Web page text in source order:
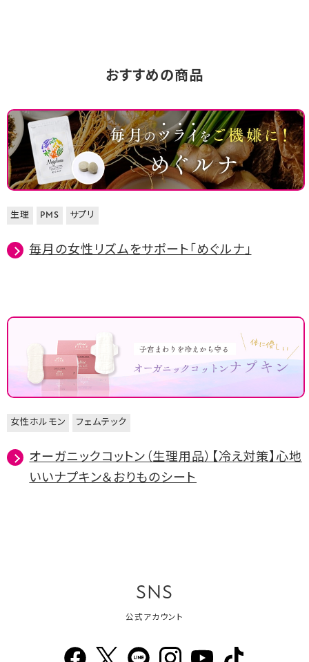
おすすめの商品
生理 PMS サプリ
毎月の女性リズムをサポート「めぐルナ」
女性ホルモン フェムテック
オーガニックコットン（生理用品）【冷え対策】心地
いいナプキン＆おりものシート
SNS
公式アカウント